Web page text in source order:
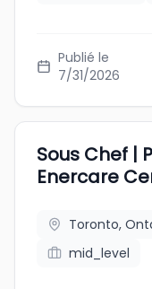
Publié le
7/31/2026
Sous Chef |
Enercare
Toronto,
mid_level